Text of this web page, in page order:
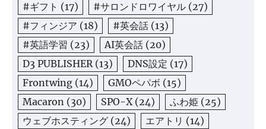
#ギフト (17) #サロンドロワイヤル (27)
#フィンジア (18) #英会話 (13)
#英語学習 (23) AI英会話 (20)
D3 PUBLISHER(13) DNS設定 (17)
Frontwing (14) GMOペパボ (15)
Macaron (30) SPO-X(24) ふわ姫 (25)
ウェブホスティング (24) エアトリ (14)